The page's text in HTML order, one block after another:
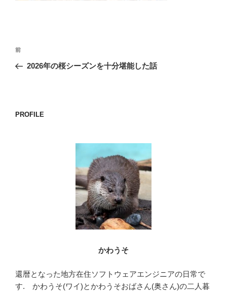
投
ナ
ー
前
の
前
2026年の桜シーズンを十分堪能した話
PROFILE
かわうそ
還暦となった地方在住ソフトウェアエンジニアの日常で
す. かわうそ(ワイ)とかわうそおばさん(奥さん)の二人暮